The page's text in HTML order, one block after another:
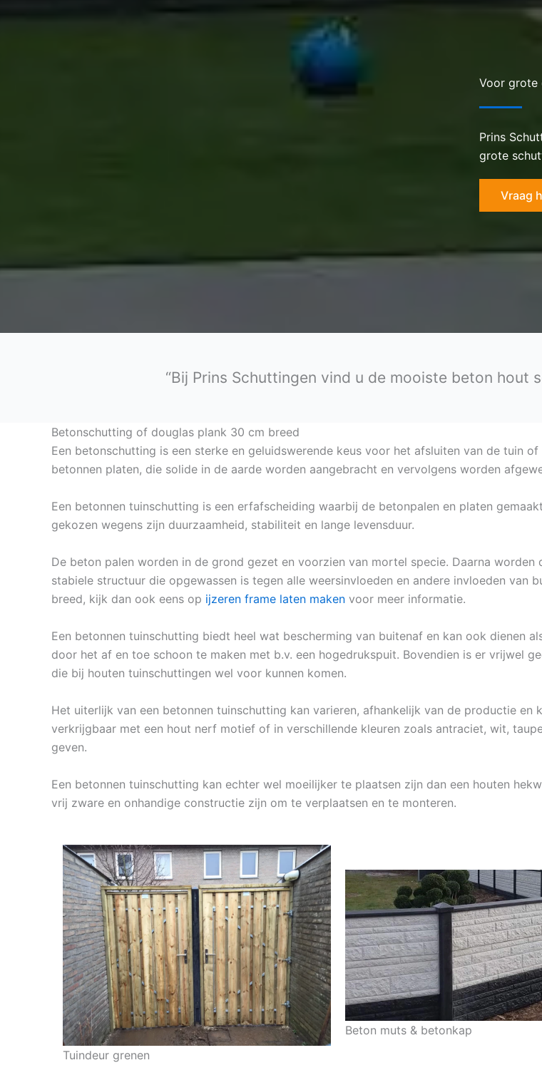
Voor grote
Prins
grote
Vraag
“Bij Prins Schuttingen vind u de mooiste beton hout
Betonschutting of douglas plank 30 cm breed
Een betonschutting is een sterke en geluidswerende keus voor het afsluiten van de tuin
betonnen platen, die solide in de aarde worden aangebracht en vervolgens worden
Een betonnen tuinschutting is een erfafscheiding waarbij de betonpalen en platen
gekozen wegens zijn duurzaamheid, stabiliteit en lange levensduur.
De beton palen worden in de grond gezet en voorzien van mortel specie. Daarna
stabiele structuur die opgewassen is tegen alle weersinvloeden en andere invloeden van
breed, kijk dan ook eens op ijzeren frame laten maken voor meer informatie.
Een betonnen tuinschutting biedt heel wat bescherming van buitenaf en kan ook dienen
door het af en toe schoon te maken met b.v. een hogedrukspuit. Bovendien is er vrijwel
die bij houten tuinschuttingen wel voor kunnen komen.
Het uiterlijk van een betonnen tuinschutting kan varieren, afhankelijk van de productie
verkrijgbaar met een hout nerf motief of in verschillende kleuren zoals antraciet, wit,
geven.
Een betonnen tuinschutting kan echter wel moeilijker te plaatsen zijn dan een houten
vrij zware en onhandige constructie zijn om te verplaatsen en te monteren.
Tuindeur grenen
Beton muts & betonkap